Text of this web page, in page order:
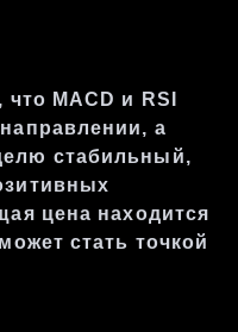
MACD и RSI
а
стабильный,
цена находится
стать точкой